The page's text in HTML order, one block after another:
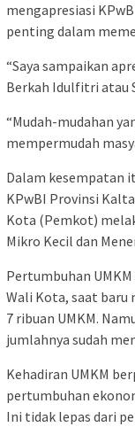
mengapresiasi
penting dalam
“Saya sampaikan
Berkah Idulfitri atau
“Mudah-mudahan
mempermudah
Dalam kesempatan
KPwBI Provinsi
Kota (Pemkot)
Mikro Kecil dan
Pertumbuhan
Wali Kota, saat baru
7 ribuan UMKM.
jumlahnya sudah
Kehadiran UMKM
pertumbuhan
Ini tidak lepas dari